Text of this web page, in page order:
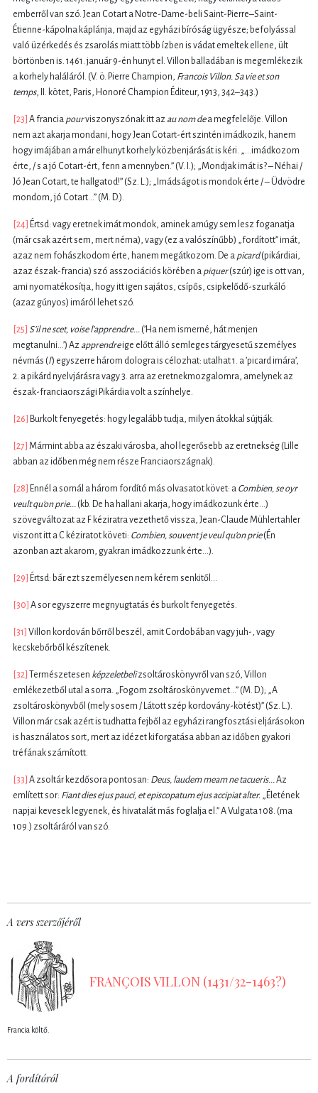
emberről van szó. Jean Cotart a Notre-Dame-beli Saint-Pierre–Saint-
Étienne-kápolna káplánja, majd az egyházi bíróság ügyésze; befolyással
való üzérkedés és zsarolás miatt több ízben is vádat emeltek ellene, ült
börtönben is. 1461. január 9-én hunyt el. Villon balladában is megemlékezik
a korhely haláláról. (V. ö. Pierre Champion, Francois Villon. Sa vie et son
temps, II. kötet, Paris, Honoré Champion Éditeur, 1913, 342–343.)
[23] A francia pourviszonyszónak itt az au nom dea megfelelője. Villon
nem azt akarja mondani, hogy Jean Cotart-ért szintén imádkozik, hanem
hogy imájában a már elhunyt korhely közbenjárását is kéri. „...imádkozom
érte, / s a jó Cotart-ért, fenn a mennyben.” (V. I.); „Mondjak imát is? – Néhai /
Jó Jean Cotart, te hallgatod!” (Sz. L.); „Imádságot is mondok érte / – Üdvödre
mondom, jó Cotart...” (M. D.).
[24] Értsd: vagy eretnek imát mondok, aminek amúgy sem lesz foganatja
(már csak azért sem, mert néma), vagy (ez a valószínűbb) „fordított” imát,
azaz nem fohászkodom érte, hanem megátkozom. De a picard(pikárdiai,
azaz észak-francia) szó asszociációs körében a piquer(szúr) ige is ott van,
ami nyomatékosítja, hogy itt igen sajátos, csípős, csipkelődő-szurkáló
(azaz gúnyos) imáról lehet szó.
[25] S’il ne scet, voise l’apprendre... (’Ha nem ismerné, hát menjen
megtanulni...’) Az apprendreige előtt álló semleges tárgyesetű személyes
névmás (l’) egyszerre három dologra is célozhat: utalhat 1. a ’picard imára’,
2. a pikárd nyelvjárásra vagy 3. arra az eretnekmozgalomra, amelynek az
észak-franciaországi Pikárdia volt a színhelye.
[26] Burkolt fenyegetés: hogy legalább tudja, milyen átokkal sújtják.
[27] Mármint abba az északi városba, ahol legerősebb az eretnekség (Lille
abban az időben még nem része Franciaországnak).
[28] Ennél a sornál a három fordító más olvasatot követ: a Combien, se oyr
veult qu’on prie... (kb. De ha hallani akarja, hogy imádkozunk érte...)
szövegváltozat az F kéziratra vezethető vissza, Jean-Claude Mühlertahler
viszont itt a C kéziratot követi: Combien, souvent je veul qu’on prie(Én
azonban azt akarom, gyakran imádkozzunk érte...).
[29] Értsd: bár ezt személyesen nem kérem senkitől...
[30] A sor egyszerre megnyugtatás és burkolt fenyegetés.
[31] Villon kordován bőrről beszél, amit Cordobában vagy juh-, vagy
kecskebőrből készítenek.
[32] Természetesen képzeletbelizsoltároskönyvről van szó, Villon
emlékezetből utal a sorra. „Fogom zsoltároskönyvemet...” (M. D.); „A
zsoltároskönyvből (mely sosem / Látott szép kordovány-kötést)” (Sz. L.).
Villon már csak azért is tudhatta fejből az egyházi rangfosztási eljárásokon
is használatos sort, mert az idézet kiforgatása abban az időben gyakori
tréfának számított.
[33] A zsoltár kezdősora pontosan: Deus, laudem meam ne tacueris...Az
említett sor: Fiant dies ejus pauci, et episcopatum ejus accipiat alter. „Életének
napjai kevesek legyenek, és hivatalát más foglalja el.” A Vulgata 108. (ma
109.) zsoltáráról van szó.
A vers szerzőjéről
FRANÇOIS VILLON (1431/32-1463?)
Francia költő.
A fordítóról